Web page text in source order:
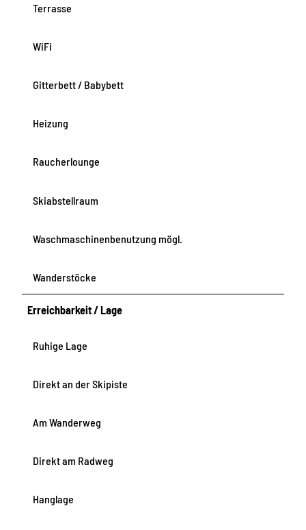
Terrasse
WiFi
Gitterbett / Babybett
Heizung
Raucherlounge
Skiabstellraum
Waschmaschinenbenutzung mögl.
Wanderstöcke
Erreichbarkeit / Lage
Ruhige Lage
Direkt an der Skipiste
Am Wanderweg
Direkt am Radweg
Hanglage